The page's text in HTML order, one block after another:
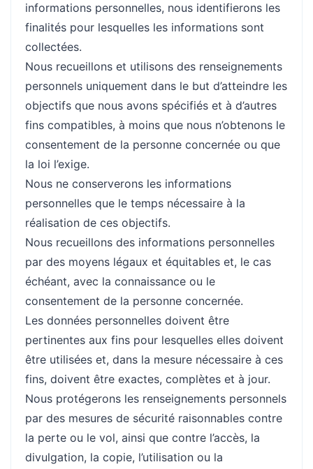
informations personnelles, nous identifierons les
finalités pour lesquelles les informations sont
collectées.
Nous recueillons et utilisons des renseignements
personnels uniquement dans le but d’atteindre les
objectifs que nous avons spécifiés et à d’autres
fins compatibles, à moins que nous n’obtenons le
consentement de la personne concernée ou que
la loi l’exige.
Nous ne conserverons les informations
personnelles que le temps nécessaire à la
réalisation de ces objectifs.
Nous recueillons des informations personnelles
par des moyens légaux et équitables et, le cas
échéant, avec la connaissance ou le
consentement de la personne concernée.
Les données personnelles doivent être
pertinentes aux fins pour lesquelles elles doivent
être utilisées et, dans la mesure nécessaire à ces
fins, doivent être exactes, complètes et à jour.
Nous protégerons les renseignements personnels
par des mesures de sécurité raisonnables contre
la perte ou le vol, ainsi que contre l’accès, la
divulgation, la copie, l’utilisation ou la